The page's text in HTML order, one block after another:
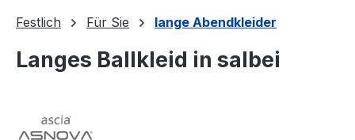
Festlich Für Sie lange Abendkleider
Langes Ballkleid in salbei